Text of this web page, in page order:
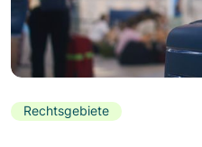
Rechtsgebiete